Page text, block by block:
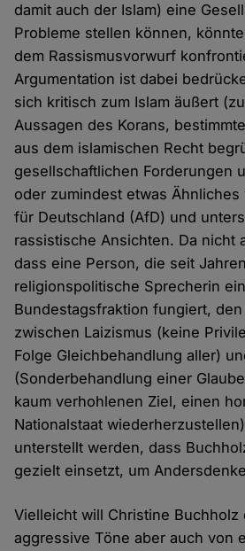
damit auch der Islam) eine
Probleme stellen können,
dem Rassismusvorwurf
Argumentation ist dabei
sich kritisch zum Islam äußert
Aussagen des Korans,
aus dem islamischen Recht
gesellschaftlichen Forderungen
oder zumindest etwas
für Deutschland (AfD) und
rassistische Ansichten. Da nicht
dass eine Person, die seit
religionspolitische Sprecherin
Bundestagsfraktion fungiert,
zwischen Laizismus (keine
Folge Gleichbehandlung aller)
(Sonderbehandlung einer
kaum verhohlenen Ziel, einen
Nationalstaat
unterstellt werden, dass
gezielt einsetzt, um
Vielleicht will Christine Buchholz
aggressive Töne aber auch von